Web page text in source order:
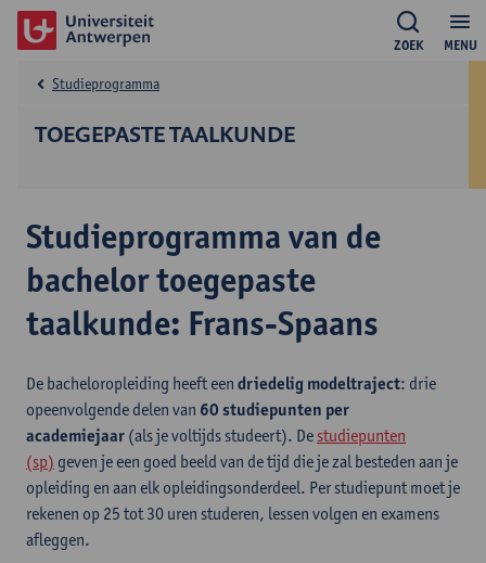
MENU
ZOEK
TOEGEPASTE TAALKUNDE
Studieprogramma
Studieprogramma van de
bachelor toegepaste
taalkunde: Frans-Spaans
De bacheloropleiding heeft een driedelig modeltraject: drie
opeenvolgende delen van 60 studiepunten per
academiejaar (als je voltijds studeert). De studiepunten
(sp) geven je een goed beeld van de tijd die je zal besteden aan je
opleiding en aan elk opleidingsonderdeel. Per studiepunt moet je
rekenen op 25 tot 30 uren studeren, lessen volgen en examens
afleggen.